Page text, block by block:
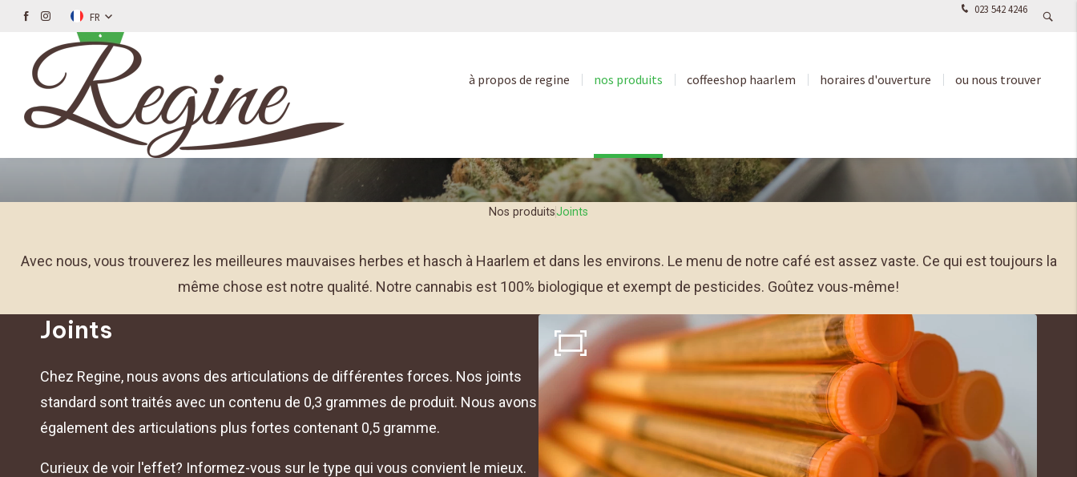
FR
023 542 4246
à propos de regine nos produits coffeeshop haarlem horaires d'ouverture ou nous trouver
Menu de café
Nos produitsJoints
Avec nous, vous trouverez les meilleures mauvaises herbes et hasch à Haarlem et dans les environs. Le menu de notre café est assez vaste. Ce qui est toujours la
même chose est notre qualité. Notre cannabis est 100% biologique et exempt de pesticides. Goûtez vous-même!
Joints
Chez Regine, nous avons des articulations de différentes forces. Nos joints
standard sont traités avec un contenu de 0,3 grammes de produit. Nous avons
également des articulations plus fortes contenant 0,5 gramme.
Curieux de voir l'effet? Informez-vous sur le type qui vous convient le mieux.